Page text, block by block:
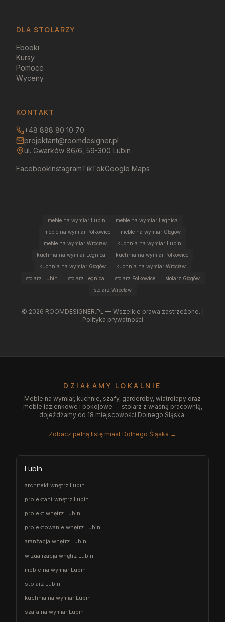
DLA STOLARZY
Ebooki
Kursy
Pomoce
Wyceny
KONTAKT
+48 888 80 10 70
projektant@roomdesigner.pl
ul. Gwarków 86/6, 59-300 Lubin
FacebookInstagramTikTokGoogle Maps
meble na wymiar Lubin
meble na wymiar Legnica
meble na wymiar Polkowice
meble na wymiar Głogów
meble na wymiar Wrocław
kuchnia na wymiar Lubin
kuchnia na wymiar Legnica
kuchnia na wymiar Polkowice
kuchnia na wymiar Głogów
kuchnia na wymiar Wrocław
stolarz Lubin
stolarz Legnica stolarz Polkowice
stolarz Głogów
stolarz Wrocław
© 2026 ROOMDESIGNER.PL — Wszelkie prawa zastrzeżone. |
Polityka prywatności
DZIAŁAMY LOKALNIE
Meble na wymiar, kuchnie, szafy, garderoby, wiatrołapy oraz
meble łazienkowe i pokojowe — stolarz z własną pracownią,
dojeżdżamy do 18 miejscowości Dolnego Śląska.
Zobacz pełną listę miast Dolnego Śląska →
Lubin
architekt wnętrz Lubin
projektant wnętrz Lubin
projekt wnętrz Lubin
projektowanie wnętrz Lubin
aranżacja wnętrz Lubin
wizualizacja wnętrz Lubin
meble na wymiar Lubin
stolarz Lubin
kuchnia na wymiar Lubin
szafa na wymiar Lubin